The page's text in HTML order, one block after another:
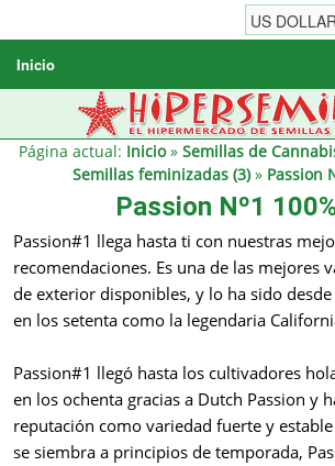
Inicio
Semillas de cannabis
Otros productos
Revendedores
Página actual: Inicio» Semillas de
Semillas feminizadas (3)» Passion
Passion Nº1
Passion#1 llega hasta ti con nuestras
recomendaciones. Es una de las mejores
de exterior disponibles, y lo ha sido desde
en los setenta como la legendaria
Passion#1 llegó hasta los cultivadores
en los ochenta gracias a Dutch Passion y
reputación como variedad fuerte y
se siembra a principios de temporada,